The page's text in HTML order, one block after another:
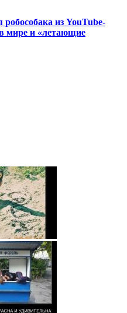
из YouTube-
мире и «летающие